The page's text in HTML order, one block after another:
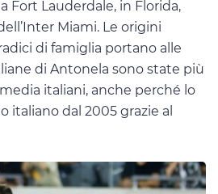
Fort Lauderdale, in Florida,
Miami. Le origini
di famiglia portano alle
di Antonela sono state più
italiani, anche perché lo
italiano dal 2005 grazie al